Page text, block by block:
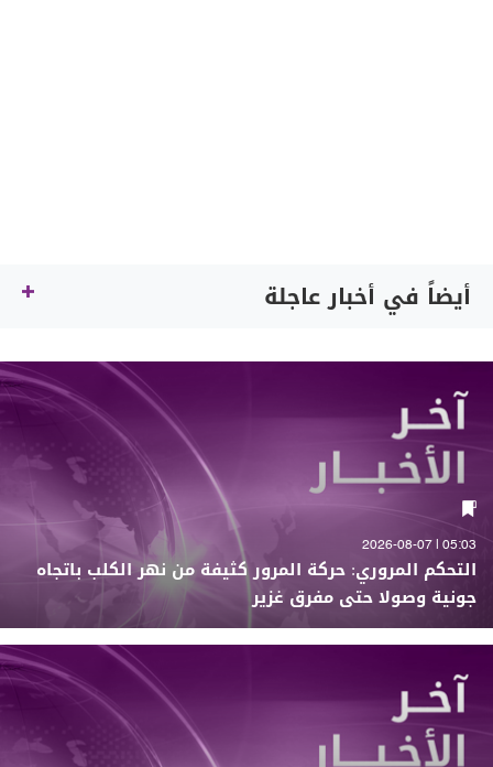
أيضاً في أخبار عاجلة
05:03 | 2026-08-07
التحكم المروري: حركة المرور كثيفة من نهر الكلب باتجاه
جونية وصولا حتى مفرق غزير